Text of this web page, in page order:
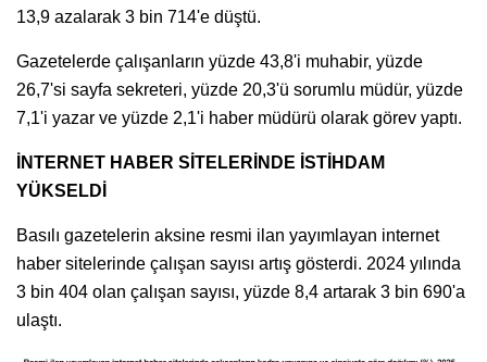
13,9 azalarak 3 bin 714'e düştü.
Gazetelerde çalışanların yüzde 43,8'i muhabir, yüzde
26,7'si sayfa sekreteri, yüzde 20,3'ü sorumlu müdür, yüzde
7,1'i yazar ve yüzde 2,1'i haber müdürü olarak görev yaptı.
İNTERNET HABER SİTELERİNDE İSTİHDAM
YÜKSELDİ
Basılı gazetelerin aksine resmi ilan yayımlayan internet
haber sitelerinde çalışan sayısı artış gösterdi. 2024 yılında
3 bin 404 olan çalışan sayısı, yüzde 8,4 artarak 3 bin 690'a
ulaştı.